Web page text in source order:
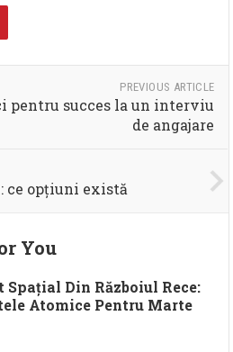
PREVIOUS ARTICLE
pentru succes la un interviu
de angajare
ce opțiuni există
You
Spațial Din Războiul Rece:
Atomice Pentru Marte